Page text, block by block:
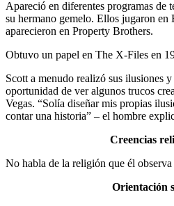
Apareció en diferentes programas de
su hermano gemelo. Ellos jugaron
aparecieron en Property Brothers.
Obtuvo un papel en The X-Files en
Scott a menudo realizó sus ilusiones
oportunidad de ver algunos trucos
Vegas. “Solía diseñar mis propias
contar una historia” – el hombre
Creencias
No habla de la religión que él
Orientación